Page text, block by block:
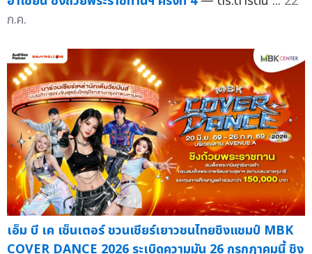
ก.ค.
เอ็ม บี เค เซ็นเตอร์ ชวนเชียร์เยาวชนไทยชิงแชมป์ MBK
COVER DANCE 2026 ระเบิดความมัน 26 กรกฏาคมนี้ ชิง